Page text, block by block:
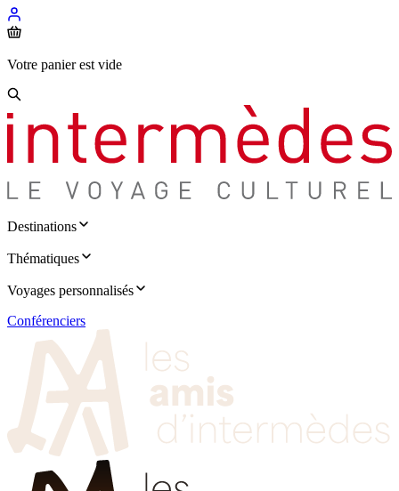
Votre panier est vide
Destinations
Thématiques
Voyages personnalisés
Conférenciers